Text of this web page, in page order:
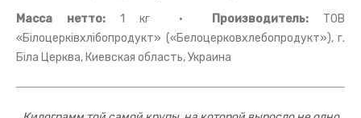
Масса нетто: 1 кг · Производитель: ТОВ
«Білоцерківхлібопродукт» («Белоцерковхлебопродукт»), г.
Біла Церква, Киевская область, Украина